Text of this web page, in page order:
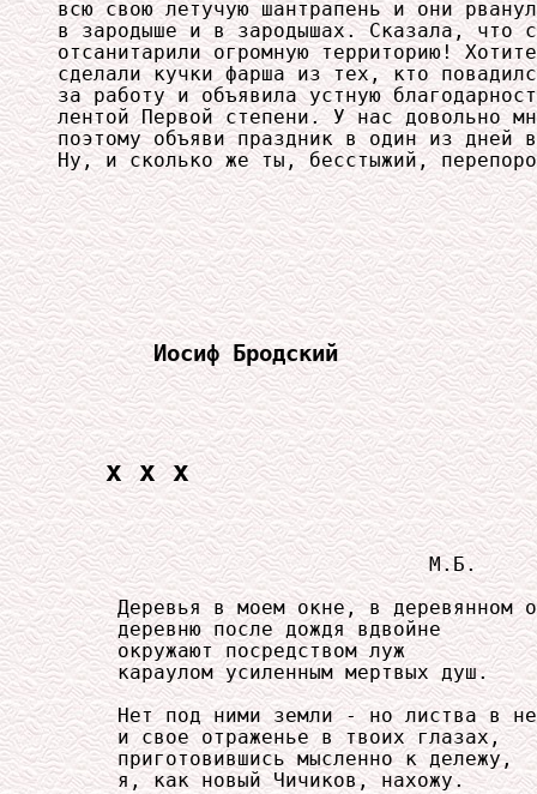
всю свою летучую шантрапень и они
в зародыше и в зародышах. Сказала, что
отсанитарили огромную территорию!
сделали кучки фарша из тех, кто
за работу и объявила устную
лентой Первой степени. У нас довольно
поэтому объяви праздник в один из
Ну, и сколько же ты, бесстыжий,
Иосиф Бродский
x x x
                               М.Б.
Деревья в моем окне, в деревянном
     деревню после дождя вдвойне
     окружают посредством луж
     караулом усиленным мертвых душ.
Нет под ними земли - но листва в
     и свое отраженье в твоих глазах,
     приготовившись мысленно к дележу,
     я, как новый Чичиков, нахожу.